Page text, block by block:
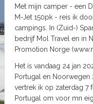
Met mijn camper - een
M-Jet 150pk - reis ik
campings. In (Zuid-)
bedrijf Mol Travel en in
Promotion Norge
Het is vandaag 24 jan
Portugal en Noorwegen
vertrek ik op zaterdag 7
Portugal om voor mn